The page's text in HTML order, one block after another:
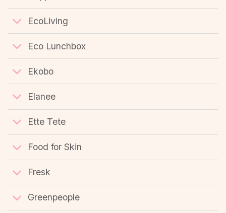
EcoLiving
Eco Lunchbox
Ekobo
Elanee
Ette Tete
Food for Skin
Fresk
Greenpeople